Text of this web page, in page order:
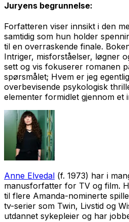
Juryens begrunnelse:
Forfatteren viser innsikt i den
samtidig som hun holder
til en overraskende finale.
Intriger, misforståelser, løgner
sett og vis fokuserer romanen
spørsmålet; Hvem er jeg
overbevisende psykologisk
elementer formidlet gjennom et
Anne Elvedal (f. 1973) har i
manusforfatter for TV og film.
til flere Amanda-nominerte
tv-serier som Twin, Livstid og
utdannet sykepleier og har